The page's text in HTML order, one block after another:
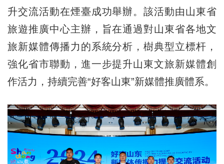
升交流活動在煙臺成功舉辦。該活動由山東省
旅遊推廣中心主辦，旨在通過對山東省各地文
旅新媒體傳播力的系統分析，樹典型立標杆，
強化省市聯動，進一步提升山東文旅新媒體創
作活力，持續完善“好客山東”新媒體推廣體系。